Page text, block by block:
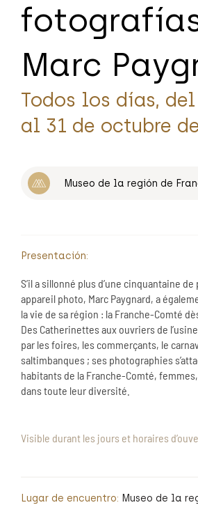
Marc
Todos los días,
al 31 de octubre
Museo de la región de
Presentación:
S’il a sillonné plus d’une cinquantaine de
appareil photo, Marc Paygnard, a
la vie de sa région : la Franche-Comté dès
Des Catherinettes aux ouvriers de
par les foires, les commerçants, le
saltimbanques ; ses photographies
habitants de la Franche-Comté,
dans toute leur diversité.
Visible durant les jours et horaires
Lugar de encuentro: Museo de la